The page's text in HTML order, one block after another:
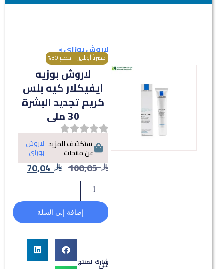
لاروش بوزاي>
حصرياً أونلاين - خصم 30%
لاروش بوزيه
ايفيكلار كيه بلس
كريم تجديد البشرة
استكشف المزيد
من منتجات
لاروش
100,05
70,04
إضافة إلى السلة
شارك المنتج